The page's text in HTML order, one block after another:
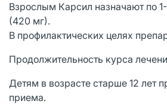
Взрослым Карсил назначают по
(420 мг).
В профилактических целях
Продолжительность курса
Детям в возрасте старше 12 лет
приема.